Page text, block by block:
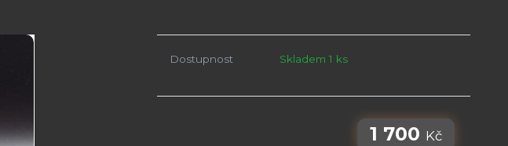
Dostupnost Skladem 1 ks
1 700 Kč